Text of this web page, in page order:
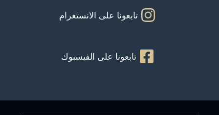
تابعونا على الانستغرام
تابعونا على الفيسبوك